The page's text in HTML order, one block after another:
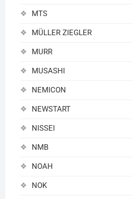
MTS
MÜLLER ZIEGLER
MURR
MUSASHI
NEMICON
NEWSTART
NISSEI
NMB
NOAH
NOK